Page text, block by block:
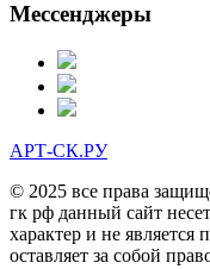
Мессенджеры
АРТ-СК.РУ
© 2025 все права
гк рф данный сайт
характер и не
оставляет за собой